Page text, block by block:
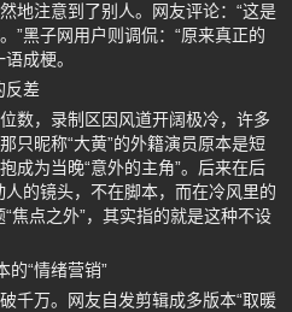
地注意到了别人。网友评论：“这是
”黑子网用户则调侃：“原来真正的
成梗。
反差
数，录制区因风道开阔极冷，许多
只昵称“大黄”的外籍演员原本是短
成为当晚“意外的主角”。后来在后
的镜头，不在脚本，而在冷风里的
焦点之外”，其实指的就是这种不设
的“情绪营销”
千万。网友自发剪辑成多版本“取暖